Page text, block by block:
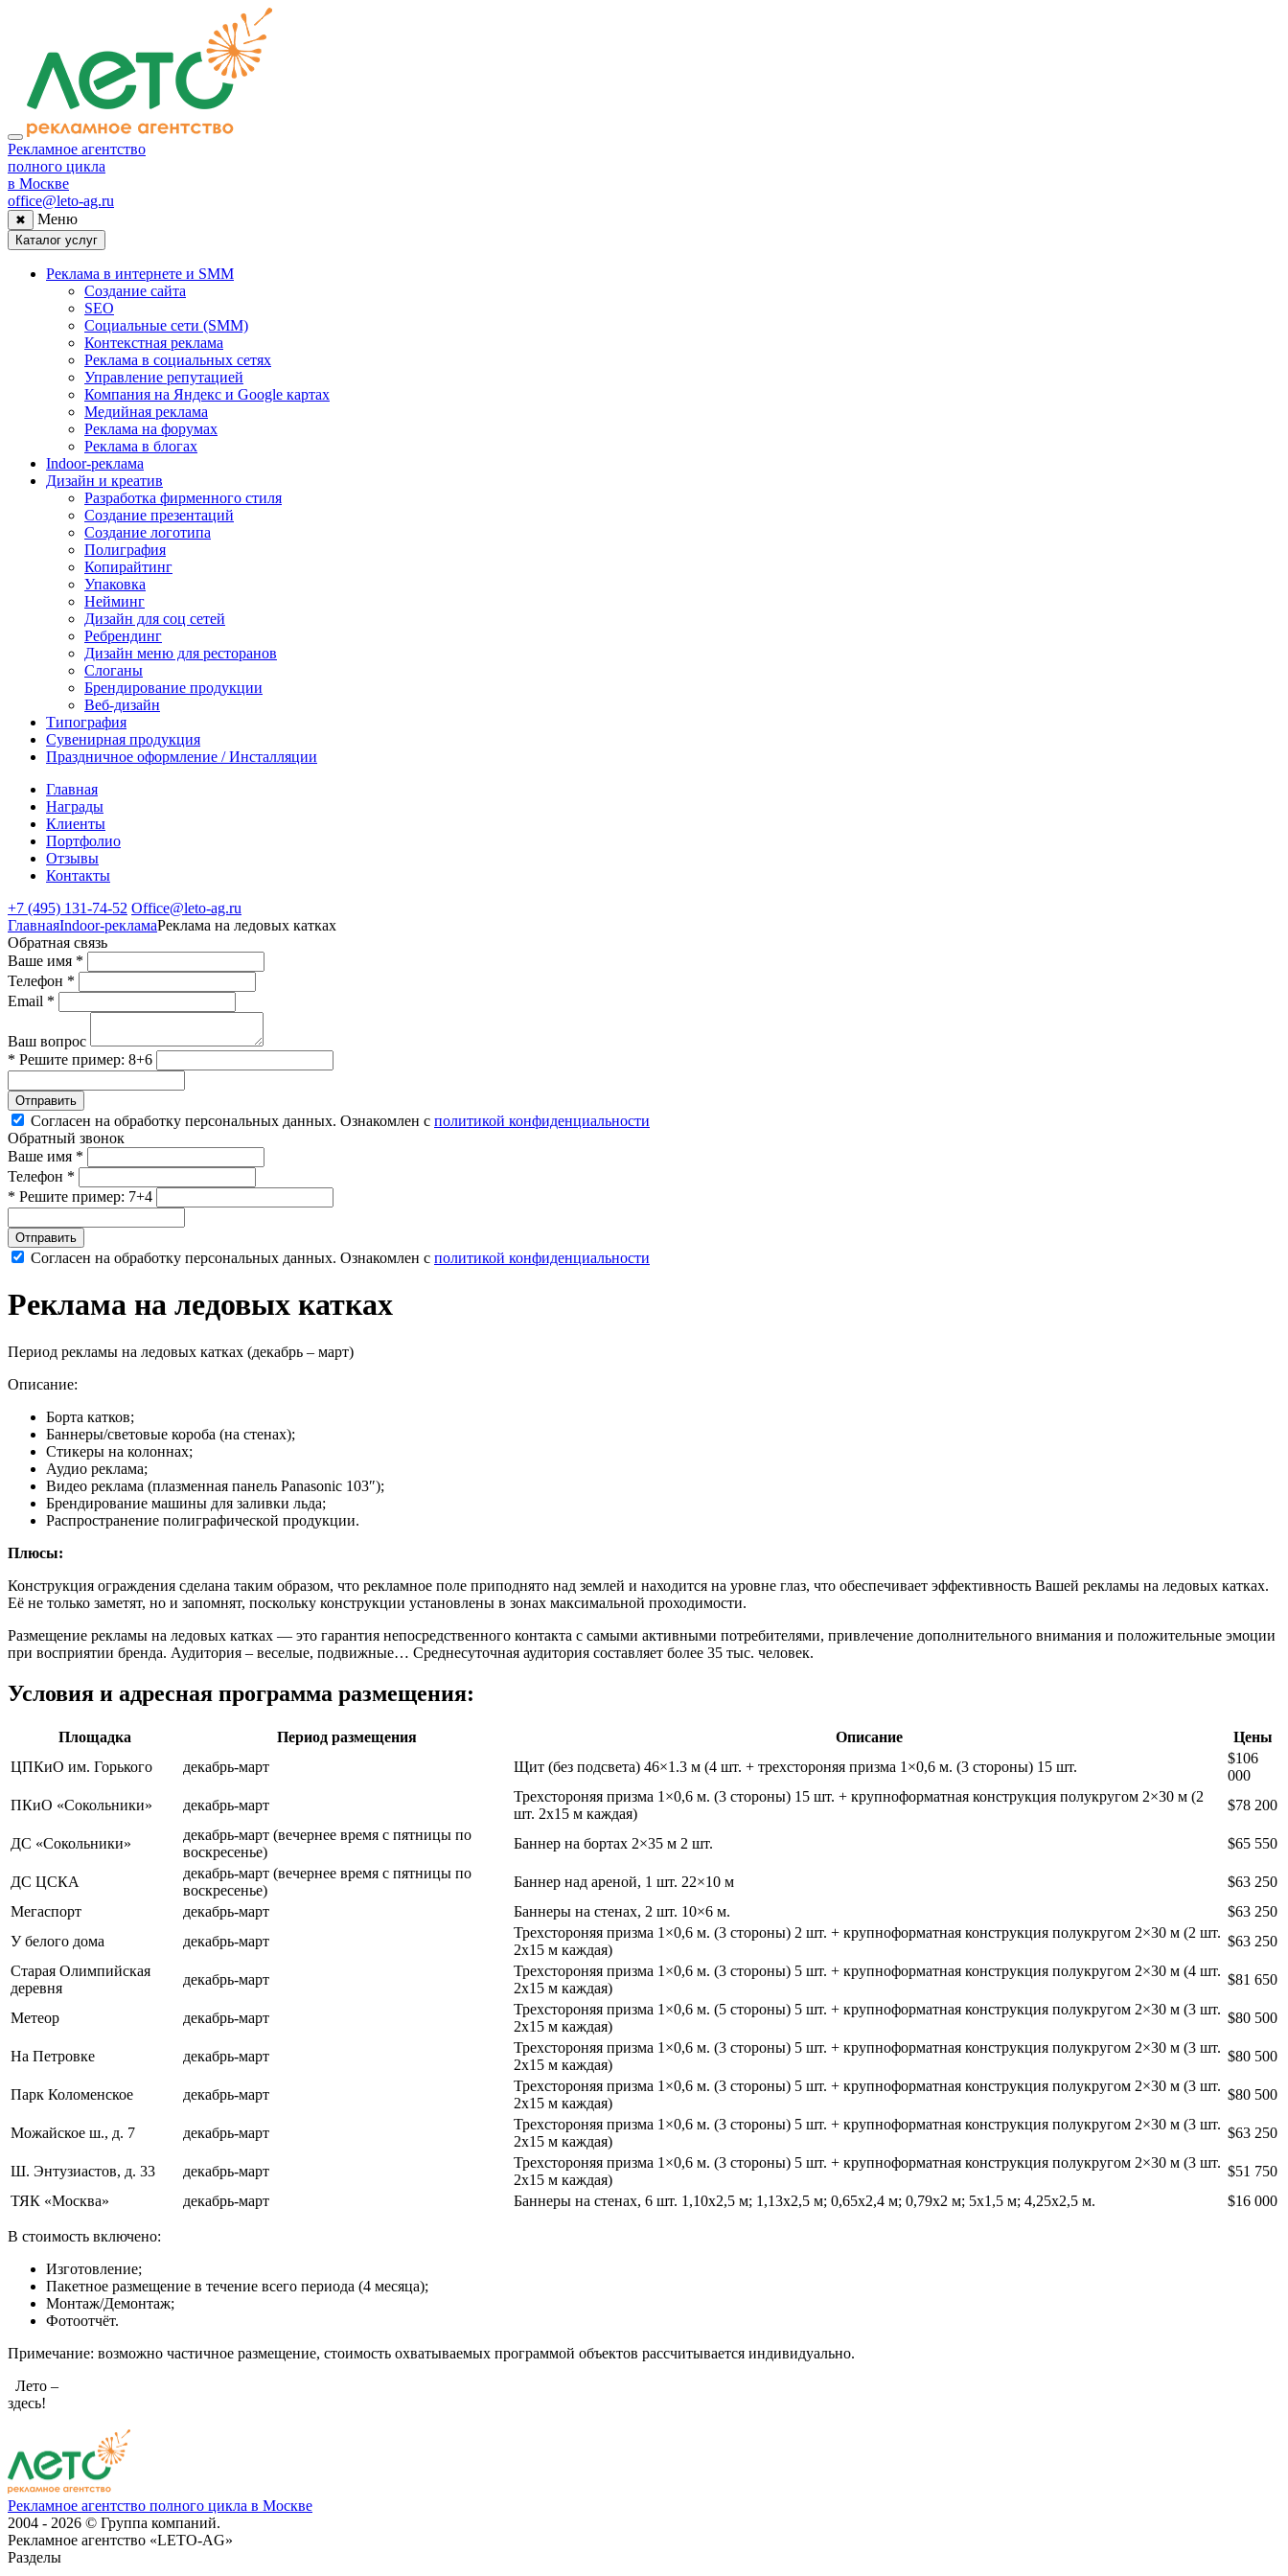
Рекламное агентство
полного цикла
в Москве
office@leto-ag.ru
✖ Меню
Каталог услуг
Реклама в интернете и SMM
Создание сайта
SEO
Социальные сети (SMM)
Контекстная реклама
Реклама в социальных сетях
Управление репутацией
Компания на Яндекс и Google картах
Медийная реклама
Реклама на форумах
Реклама в блогах
Indoor-реклама
Дизайн и креатив
Разработка фирменного стиля
Создание презентаций
Создание логотипа
Полиграфия
Копирайтинг
Упаковка
Нейминг
Дизайн для соц сетей
Ребрендинг
Дизайн меню для ресторанов
Слоганы
Брендирование продукции
Веб-дизайн
Типография
Сувенирная продукция
Праздничное оформление / Инсталляции
Главная
Награды
Клиенты
Портфолио
Отзывы
Контакты
+7 (495) 131-74-52 Office@leto-ag.ru
ГлавнаяIndoor-рекламаРеклама на ледовых катках
Обратная связь
Ваше имя *
Телефон *
Email *
Ваш вопрос
* Решите пример: 8+6
Отправить
Согласен на обработку персональных данных. Ознакомлен с политикой конфиденциальности
Обратный звонок
Ваше имя *
Телефон *
* Решите пример: 7+4
Отправить
Согласен на обработку персональных данных. Ознакомлен с политикой конфиденциальности
Реклама на ледовых катках
Период рекламы на ледовых катках (декабрь – март)
Описание:
Борта катков;
Баннеры/световые короба (на стенах);
Стикеры на колоннах;
Аудио реклама;
Видео реклама (плазменная панель Panasonic 103″);
Брендирование машины для заливки льда;
Распространение полиграфической продукции.
Плюсы:
Конструкция ограждения сделана таким образом, что рекламное поле приподнято над землей и находится на уровне глаз, что обеспечивает эффективность Вашей рекламы на ледовых катках.
Её не только заметят, но и запомнят, поскольку конструкции установлены в зонах максимальной проходимости.
Размещение рекламы на ледовых катках — это гарантия непосредственного контакта с самыми активными потребителями, привлечение дополнительного внимания и положительные эмоции
при восприятии бренда. Аудитория – веселые, подвижные… Среднесуточная аудитория составляет более 35 тыс. человек.
Условия и адресная программа размещения:
Площадка Период размещения Описание
Цены
ЦПКиО им. Горького
декабрь-март Щит (без подсвета) 46×1.3 м (4 шт. + трехстороняя призма 1×0,6 м. (3 стороны) 15 шт.
$106
000
ПКиО «Сокольники»
декабрь-март
Трехстороняя призма 1×0,6 м. (3 стороны) 15 шт. + крупноформатная конструкция полукругом 2×30 м (2
шт. 2х15 м каждая)
$78 200
ДС «Сокольники»
декабрь-март (вечернее время с пятницы по
воскресенье)
Баннер на бортах 2×35 м 2 шт. $65 550
ДС ЦСКА
декабрь-март (вечернее время с пятницы по
воскресенье)
Баннер над ареной, 1 шт. 22×10 м
$63 250
Мегаспорт
декабрь-март Баннеры на стенах, 2 шт. 10×6 м.
$63 250
У белого дома
декабрь-март
Трехстороняя призма 1×0,6 м. (3 стороны) 2 шт. + крупноформатная конструкция полукругом 2×30 м (2 шт.
2х15 м каждая)
$63 250
Старая Олимпийская
деревня
декабрь-март
Трехстороняя призма 1×0,6 м. (3 стороны) 5 шт. + крупноформатная конструкция полукругом 2×30 м (4 шт.
2х15 м каждая)
$81 650
Метеор декабрь-март
Трехстороняя призма 1×0,6 м. (5 стороны) 5 шт. + крупноформатная конструкция полукругом 2×30 м (3 шт.
2х15 м каждая)
$80 500
На Петровке декабрь-март
Трехстороняя призма 1×0,6 м. (3 стороны) 5 шт. + крупноформатная конструкция полукругом 2×30 м (3 шт.
2х15 м каждая)
$80 500
Парк Коломенское декабрь-март
Трехстороняя призма 1×0,6 м. (3 стороны) 5 шт. + крупноформатная конструкция полукругом 2×30 м (3 шт.
2х15 м каждая)
$80 500
Можайское ш., д. 7 декабрь-март
Трехстороняя призма 1×0,6 м. (3 стороны) 5 шт. + крупноформатная конструкция полукругом 2×30 м (3 шт.
2х15 м каждая)
$63 250
Ш. Энтузиастов, д. 33 декабрь-март
Трехстороняя призма 1×0,6 м. (3 стороны) 5 шт. + крупноформатная конструкция полукругом 2×30 м (3 шт.
2х15 м каждая)
$51 750
ТЯК «Москва»
декабрь-март Баннеры на стенах, 6 шт. 1,10х2,5 м; 1,13х2,5 м; 0,65х2,4 м; 0,79х2 м; 5х1,5 м; 4,25х2,5 м. $16 000
В стоимость включено:
Изготовление;
Пакетное размещение в течение всего периода (4 месяца);
Монтаж/Демонтаж;
Фотоотчёт.
Примечание: возможно частичное размещение, стоимость охватываемых программой объектов рассчитывается индивидуально.
Лето –
здесь!
Рекламное агентство полного цикла в Москве
2004 - 2026 © Группа компаний.
Рекламное агентство «LETO-AG»
Разделы